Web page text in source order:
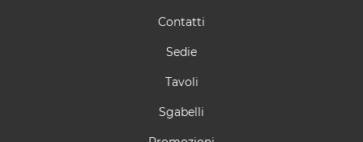
Contatti
Sedie
Tavoli
Sgabelli